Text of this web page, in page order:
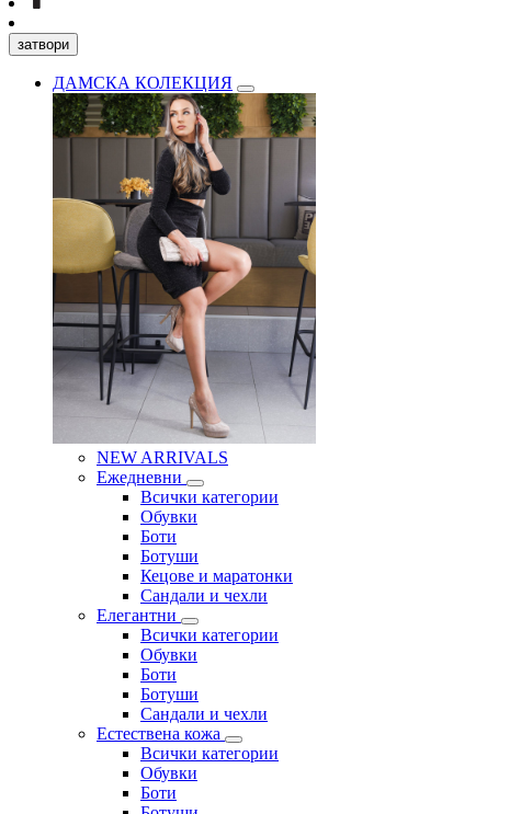
затвори
ДАМСКА КОЛЕКЦИЯ
NEW ARRIVALS
Ежедневни
Всички категории
Обувки
Боти
Ботуши
Кецове и маратонки
Сандали и чехли
Елегантни
Всички категории
Обувки
Боти
Ботуши
Сандали и чехли
Естествена кожа
Всички категории
Обувки
Боти